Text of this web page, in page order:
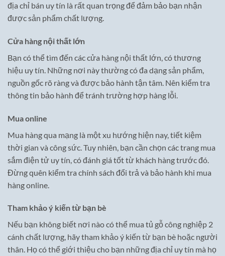
địa chỉ bán uy tín là rất quan trọng để đảm bảo bạn nhận
được sản phẩm chất lượng.
Cửa hàng nội thất lớn
Bạn có thể tìm đến các cửa hàng nội thất lớn, có thương
hiệu uy tín. Những nơi này thường có đa dạng sản phẩm,
nguồn gốc rõ ràng và được bảo hành tận tâm. Nên kiểm tra
thông tin bảo hành để tránh trường hợp hàng lỗi.
Mua online
Mua hàng qua mạng là một xu hướng hiện nay, tiết kiệm
thời gian và công sức. Tuy nhiên, bạn cần chọn các trang mua
sắm điện tử uy tín, có đánh giá tốt từ khách hàng trước đó.
Đừng quên kiểm tra chính sách đổi trả và bảo hành khi mua
hàng online.
Tham khảo ý kiến từ bạn bè
Nếu bạn không biết nơi nào có thể mua tủ gỗ công nghiệp 2
cánh chất lượng, hãy tham khảo ý kiến từ bạn bè hoặc người
thân. Họ có thể giới thiệu cho bạn những địa chỉ uy tín mà họ